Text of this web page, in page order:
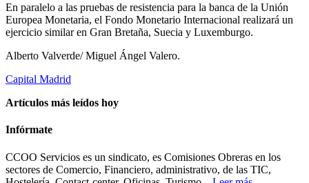
En paralelo a las pruebas de resistencia para la banca de la Unión
Europea Monetaria, el Fondo Monetario Internacional realizará un
ejercicio similar en Gran Bretaña, Suecia y Luxemburgo.
Alberto Valverde/ Miguel Ángel Valero.
Capital Madrid
Artículos más leídos hoy
Infórmate
CCOO Servicios es un sindicato, es Comisiones Obreras en los
sectores de Comercio, Financiero, administrativo, de las TIC,